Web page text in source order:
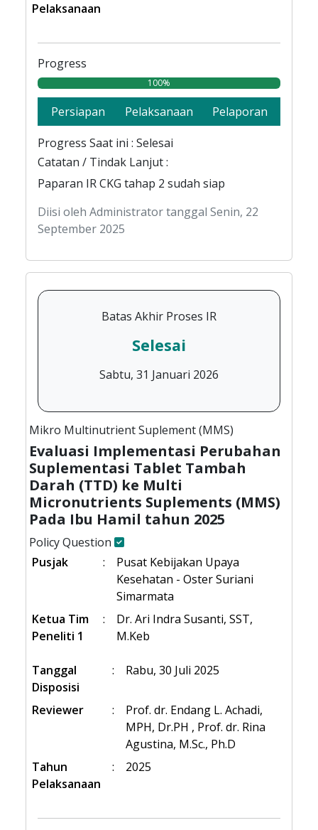
Pelaksanaan
Progress
100%
Persiapan Pelaksanaan
Pelaporan
Progress Saat ini : Selesai
Catatan / Tindak Lanjut :
Paparan IR CKG tahap 2 sudah siap
Diisi oleh Administrator tanggal Senin, 22
September 2025
Batas Akhir Proses IR
Selesai
Sabtu, 31 Januari 2026
Mikro Multinutrient Suplement (MMS)
Evaluasi Implementasi Perubahan
Suplementasi Tablet Tambah
Darah (TTD) ke Multi
Micronutrients Suplements (MMS)
Pada Ibu Hamil tahun 2025
Policy Question
Pusjak
:
Pusat Kebijakan Upaya
Kesehatan - Oster Suriani
Simarmata
Ketua Tim
Peneliti 1
:
Dr. Ari Indra Susanti, SST,
M.Keb
Tanggal
Disposisi
: Rabu, 30 Juli 2025
Reviewer :
Prof. dr. Endang L. Achadi,
MPH, Dr.PH , Prof. dr. Rina
Agustina, M.Sc., Ph.D
Tahun
Pelaksanaan
: 2025